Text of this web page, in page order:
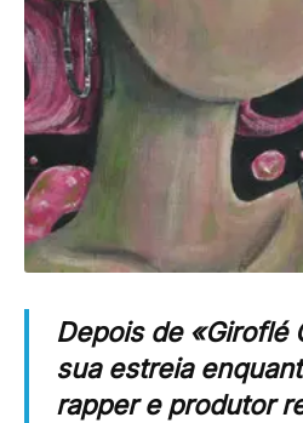
Depois de «Giroflé
sua estreia
rapper e produtor